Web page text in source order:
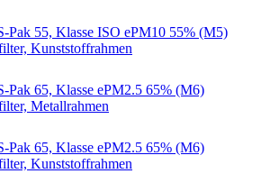
Pak 55, Klasse ISO ePM10 55% (M5)
Kunststoffrahmen
Pak 65, Klasse ePM2.5 65% (M6)
Metallrahmen
Pak 65, Klasse ePM2.5 65% (M6)
Kunststoffrahmen